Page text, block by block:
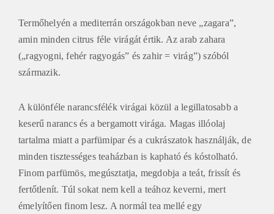
Termőhelyén a mediterrán országokban neve „zagara”,
amin minden citrus féle virágát értik. Az arab zahara
(„ragyogni, fehér ragyogás” és zahir = virág”) szóból
származik.
A különféle narancsfélék virágai közül a legillatosabb a
keserű narancs és a bergamott virága. Magas illóolaj
tartalma miatt a parfümipar és a cukrászatok használják, de
minden tisztességes teaházban is kapható és kóstolható.
Finom parfümös, megúsztatja, megdobja a teát, frissít és
fertőtlenít. Túl sokat nem kell a teához keverni, mert
émelyítően finom lesz. A normál tea mellé egy